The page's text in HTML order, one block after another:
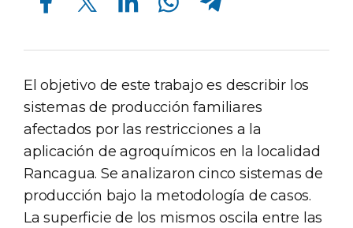
El objetivo de este trabajo es describir los
sistemas de producción familiares
afectados por las restricciones a la
aplicación de agroquímicos en la localidad
Rancagua. Se analizaron cinco sistemas de
producción bajo la metodología de casos.
La superficie de los mismos oscila entre las